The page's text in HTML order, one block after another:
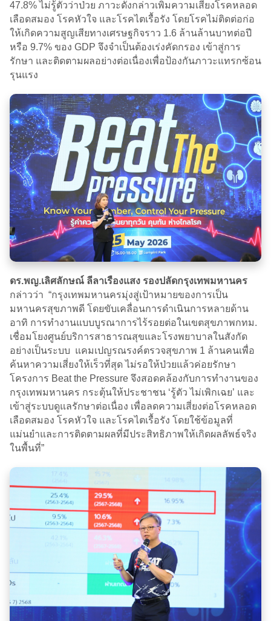
47.8% ไม่รู้ตัวว่าป่วย ภาวะดังกล่าวเพิ่มความเสี่ยงโรคหลอด
เลือดสมอง โรคหัวใจ และโรคไตเรื้อรัง โดยโรคไม่ติดต่อก่อ
ให้เกิดความสูญเสียทางเศรษฐกิจราว 1.6 ล้านล้านบาทต่อปี
หรือ 9.7% ของ GDP จึงจำเป็นต้องเร่งคัดกรอง เข้าสู่การ
รักษา และติดตามผลอย่างต่อเนื่องเพื่อป้องกันภาวะแทรกซ้อน
รุนแรง
ดร.พญ.เลิศลักษณ์ ลีลาเรืองแสง รองปลัดกรุงเทพมหานคร
กล่าวว่า “กรุงเทพมหานครมุ่งสู่เป้าหมายของการเป็น
มหานครสุขภาพดี โดยขับเคลื่อนการดำเนินการหลายด้าน
อาทิ การทำงานแบบบูรณาการไร้รอยต่อในเขตสุขภาพกทม.
เชื่อมโยงศูนย์บริการสาธารณสุขและโรงพยาบาลในสังกัด
อย่างเป็นระบบ แคมเปญรณรงค์ตรวจสุขภาพ 1 ล้านคนเพื่อ
ค้นหาความเสี่ยงให้เร็วที่สุด ไม่รอให้ป่วยแล้วค่อยรักษา
โครงการ Beat the Pressure จึงสอดคล้องกับการทำงานของ
กรุงเทพมหานคร กระตุ้นให้ประชาชน ‘รู้ตัว ไม่เพิกเฉย’ และ
เข้าสู่ระบบดูแลรักษาต่อเนื่อง เพื่อลดความเสี่ยงต่อโรคหลอด
เลือดสมอง โรคหัวใจ และโรคไตเรื้อรัง โดยใช้ข้อมูลที่
แม่นยำและการติดตามผลที่มีประสิทธิภาพให้เกิดผลลัพธ์จริง
ในพื้นที่”